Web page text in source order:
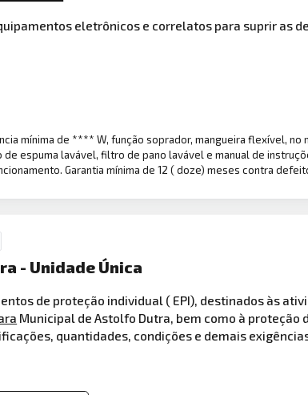
eletrônicos e correlatos para suprir as
mínima de **** W, função soprador, mangueira flexível,
espuma lavável, filtro de pano lavável e manual de
Garantia mínima de 12 ( doze) meses contra
- Unidade Única
de proteção individual ( EPI), destinados às
Municipal de Astolfo Dutra, bem como à
quantidades, condições e demais